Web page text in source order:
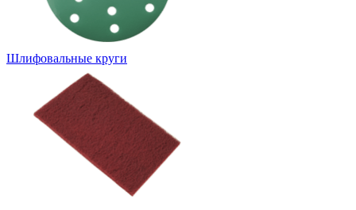
Шлифовальные круги